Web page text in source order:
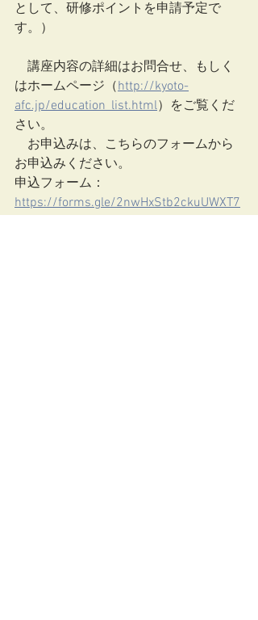
として、研修ポイントを申請予定で
す。）
講座内容の詳細はお問合せ、もしく
はホームページ（http://kyoto-
afc.jp/education_list.html）をご覧くだ
さい。
お申込みは、こちらのフォームから
お申込みください。
申込フォーム：
https://forms.gle/2nwHxStb2ckuUWXT7